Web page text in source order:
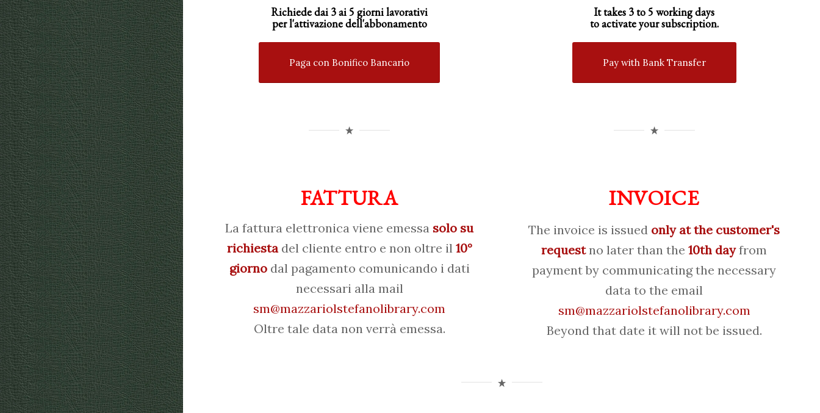
Richiede dai 3 ai 5 giorni lavorativi
perl'attivazionedell'abbonamento
Paga con Bonifico Bancario
FATTURA
La fattura elettronica viene emessa solo su
richiestadel cliente entro e non oltre il 10°
giornodal pagamento comunicando i dati
necessari alla mail
sm@mazzariolstefanolibrary.com
Oltre tale data non verrà emessa.
It takes 3 to 5 working days
to activate your subscription.
Pay with Bank Transfer
INVOICE
The invoice is issued only at the customer's
requestno later than the10th dayfrom
payment by communicating the necessary
data to the email
sm@mazzariolstefanolibrary.com
Beyond that date it will not be issued.